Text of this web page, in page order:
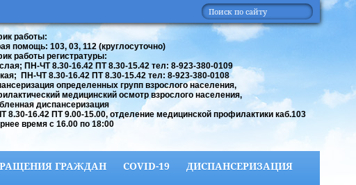
работы:
помощь: 103, 03, 112 (круглосуточно)
работы регистратуры:
ПН-ЧТ 8.30-16.42 ПТ 8.30-15.42 тел: 8-923-380-0109
ПН-ЧТ 8.30-16.42 ПТ 8.30-15.42 тел: 8-923-380-0108
определенных групп взрослого населения,
медицинский осмотр взрослого населения,
диспансеризация
8.30-16.42 ПТ 9.00-15.00, отделение медицинской профилактики каб.103
время с 16.00 по 18:00
ГРАЖДАН COVID-19 ДИСПАНСЕРИЗАЦИЯ